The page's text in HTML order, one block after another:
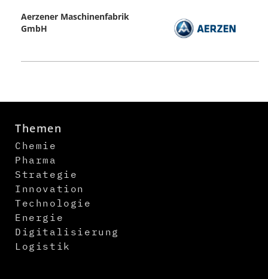
Aerzener Maschinenfabrik
GmbH
Themen
Chemie
Pharma
Strategie
Innovation
Technologie
Energie
Digitalisierung
Logistik